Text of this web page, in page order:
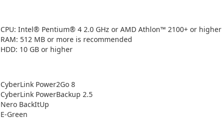
CPU: Intel® Pentium® 4 2.0 GHz or AMD Athlon™ 2100+ or higher
RAM: 512 MB or more is recommended
HDD: 10 GB or higher
CyberLink Power2Go 8
CyberLink PowerBackup 2.5
Nero BackItUp
E-Green